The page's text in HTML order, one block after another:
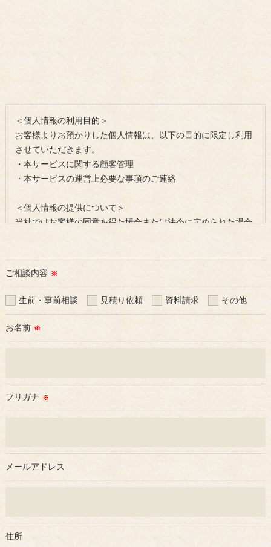
＜個人情報の利用目的＞
お客様よりお預かりした個人情報は、以下の目的に限定し利用
させていただきます。
・本サービスに関する顧客管理
・本サービスの運営上必要な事項のご連絡
＜個人情報の提供について＞
当社ではお客様の同意を得た場合または法令に定められた場合
当社では、利用目的の達成に必要な範囲において、個人情報を
これらの委託先に対しては個人情報保護契約等の措置をとり、
当社では、個人情報の漏洩等がなされないよう、適切に安全管
理対策を実施します。
をご提供できない場合がございますので予めご了承ください。
＜個人情報の開示･訂正・削除･利用停止の手続について＞
個人情報の開示･訂正･削除・利用停止の具体的手続きにつきま
ご相談内容 ※
生前・事前相談 見積り依頼 資料請求 その他
お名前 ※
フリガナ ※
メールアドレス
住所